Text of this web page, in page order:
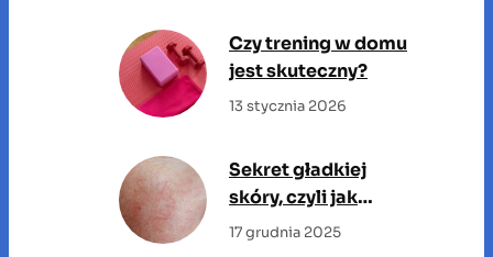
skóry
Czy trening w domu
jest skuteczny?
13 stycznia 2026
Sekret gładkiej
skóry, czyli jak
dobrać idealny krem
17 grudnia 2025